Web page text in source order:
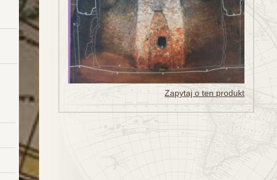
Zapytaj o ten produkt